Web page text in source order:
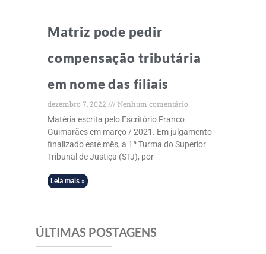
Matriz pode pedir
compensação tributária
em nome das filiais
dezembro 7, 2022
Nenhum comentário
Matéria escrita pelo Escritório Franco
Guimarães em março / 2021. Em julgamento
finalizado este mês, a 1ª Turma do Superior
Tribunal de Justiça (STJ), por
Leia mais »
ÚLTIMAS POSTAGENS